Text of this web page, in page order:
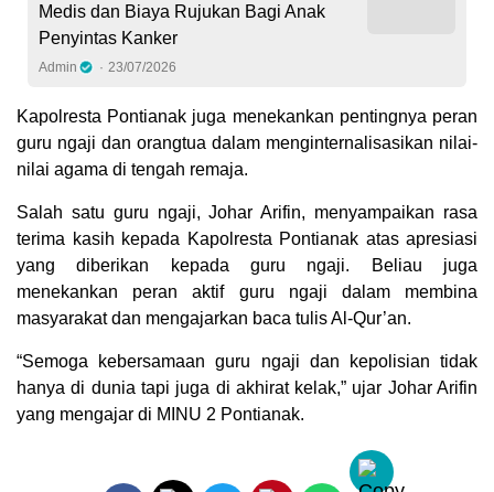
Medis dan Biaya Rujukan Bagi Anak
Penyintas Kanker
Admin 23/07/2026
Kapolresta Pontianak juga menekankan pentingnya peran
guru ngaji dan orangtua dalam menginternalisasikan nilai-
nilai agama di tengah remaja.
Salah satu guru ngaji, Johar Arifin, menyampaikan rasa
terima kasih kepada Kapolresta Pontianak atas apresiasi
yang diberikan kepada guru ngaji. Beliau juga
menekankan peran aktif guru ngaji dalam membina
masyarakat dan mengajarkan baca tulis Al-Qur’an.
“Semoga kebersamaan guru ngaji dan kepolisian tidak
hanya di dunia tapi juga di akhirat kelak,” ujar Johar Arifin
yang mengajar di MINU 2 Pontianak.